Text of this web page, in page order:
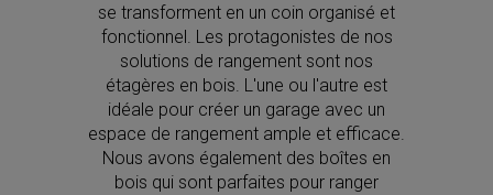
se transforment en un coin organisé et
fonctionnel. Les protagonistes de nos
solutions de rangement sont nos
étagères en bois. L'une ou l'autre est
idéale pour créer un garage avec un
espace de rangement ample et efficace.
Nous avons également des boîtes en
bois qui sont parfaites pour ranger